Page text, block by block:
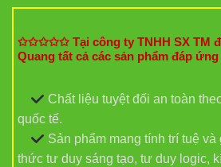
✩✩✩✩✩ Tại công ty TNHH SX TM
Quang tất cả các sản phẩm đáp
Chất liệu tuyệt đối an toàn
quốc tế.
Sản phẩm mang tính trí tuệ
thức tư duy sáng tạo, tư duy logic,